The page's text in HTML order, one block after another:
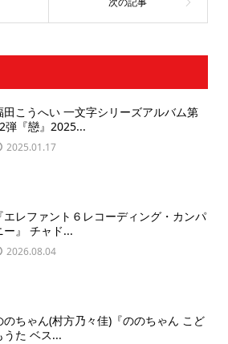
田こうへい 一文字シリーズアルバム第
弾『戀』2025...
2025.01.17
『エレファント６レコーディング・カンパ
ー』 チャド...
2026.08.04
のちゃん(村方乃々佳)『ののちゃん こど
うた ベス...